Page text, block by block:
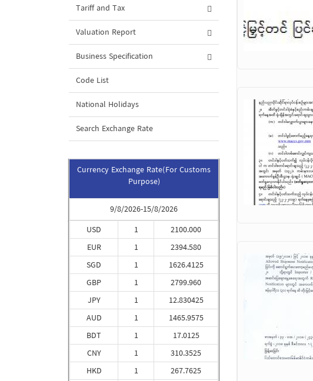
Tariff and Tax
Valuation Report
Business Specification
Code List
National Holidays
Search Exchange Rate
Currency Exchange Rate(For Customs
Purpose)
9/8/2026-15/8/2026
USD
EUR
SGD
GBP
JPY
AUD
BDT
CNY
HKD
1
1
1
1
1
1
1
1
1
2100.000
2394.580
1626.4125
2799.960
12.830425
1465.9575
17.0125
310.3525
267.7625